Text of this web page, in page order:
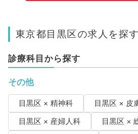
東京都目黒区の求人を探す
診療科目から探す
その他
目黒区 × 精神科
目黒区 × 皮
目黒区 × 産婦人科
目黒区 ×